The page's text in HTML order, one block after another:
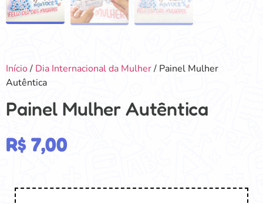
Início/ Dia Internacional da Mulher/ Painel Mulher
Autêntica
Painel Mulher Autêntica
R$ 7,00